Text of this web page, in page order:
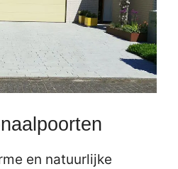
en natuurlijke